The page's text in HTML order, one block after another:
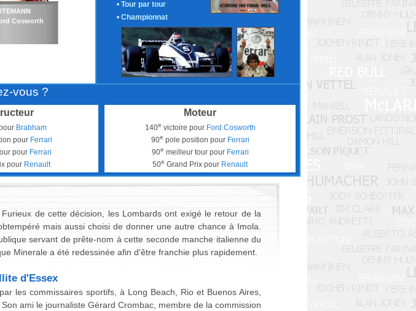
Cosworth
• Tour par tour
• Championnat
vous ?
Brabham
pour Ferrari
pour Ferrari
pour Renault
Moteur
140e victoire pour Ford Cosworth
90e pole position pour Ferrari
90e meilleur tour pour Ferrari
50e Grand Prix pour Renault
de cette décision, les Lombards ont exigé le retour de la
mais aussi choisi de donner une autre chance à Imola.
servant de prête-nom à cette seconde manche italienne du
Minerale a été redessinée afin d'être franchie plus rapidement.
d'Essex
les commissaires sportifs, à Long Beach, Rio et Buenos Aires,
ami le journaliste Gérard Crombac, membre de la commission